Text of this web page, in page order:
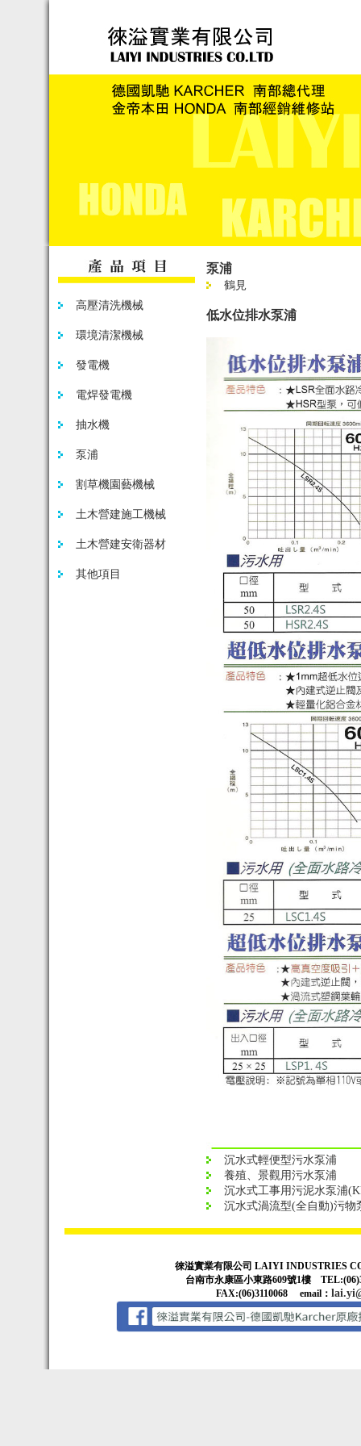
高壓清洗機械
環境清潔機械
發電機
電焊發電機
抽水機
泵浦
割草機園藝機械
土木營建施工機械
土木營建安衛器材
其他項目
泵浦
鶴見
低水位排水泵浦
沉水式輕便型污水泵浦
養殖、景觀用污水泵浦
沉水式工事用污泥水泵浦
沉水式渦流型(全自動)污物
徠溢實業有限公司 LAIYI INDUSTRIES
台南市永康區小東路609號1樓
FAX:(06)3110068 email：